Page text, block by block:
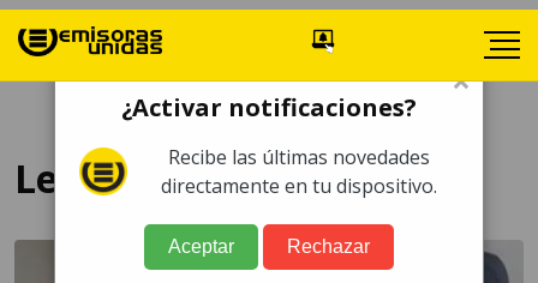
Lev Tahor
×
¿Activar notificaciones?
Recibe las últimas novedades
directamente en tu dispositivo.
Aceptar Rechazar